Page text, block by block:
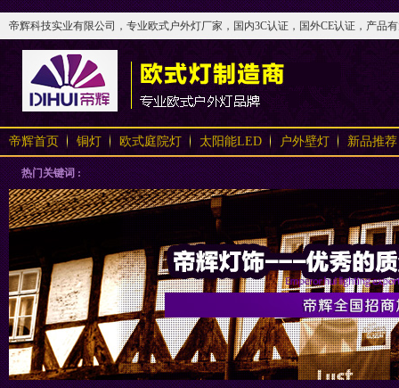
帝辉科技实业有限公司，专业欧式户外灯厂家，国内3C认证，国外CE认证，产
帝辉首页 铜灯 欧式庭院灯 太阳能LED 户外壁灯 新品推荐
热门关键词 :